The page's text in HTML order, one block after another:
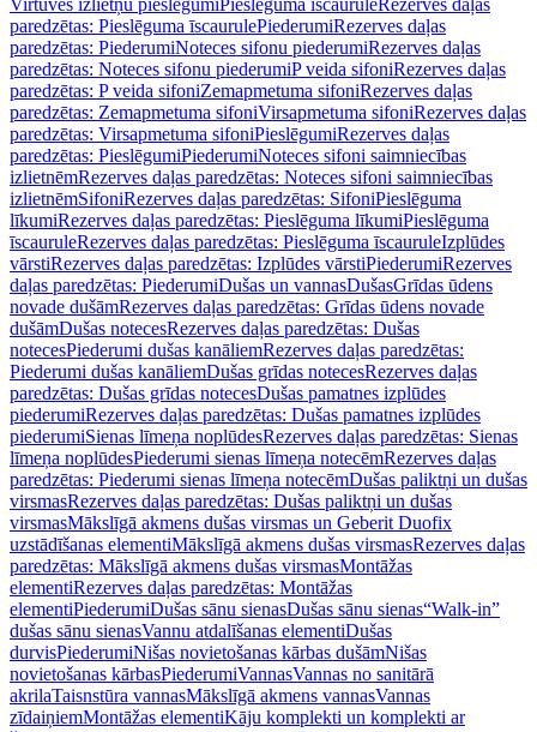
Virtuves izlietņu pieslēgumiPieslēguma īscauruleRezerves daļas
paredzētas: Pieslēguma īscaurulePiederumiRezerves daļas
paredzētas: PiederumiNoteces sifonu piederumiRezerves daļas
paredzētas: Noteces sifonu piederumiP veida sifoniRezerves daļas
paredzētas: P veida sifoniZemapmetuma sifoniRezerves daļas
paredzētas: Zemapmetuma sifoniVirsapmetuma sifoniRezerves daļas
paredzētas: Virsapmetuma sifoniPieslēgumiRezerves daļas
paredzētas: PieslēgumiPiederumiNoteces sifoni saimniecības
izlietnēmRezerves daļas paredzētas: Noteces sifoni saimniecības
izlietnēmSifoniRezerves daļas paredzētas: SifoniPieslēguma
līkumiRezerves daļas paredzētas: Pieslēguma līkumiPieslēguma
īscauruleRezerves daļas paredzētas: Pieslēguma īscauruleIzplūdes
vārstiRezerves daļas paredzētas: Izplūdes vārstiPiederumiRezerves
daļas paredzētas: PiederumiDušas un vannasDušasGrīdas ūdens
novade dušāmRezerves daļas paredzētas: Grīdas ūdens novade
dušāmDušas notecesRezerves daļas paredzētas: Dušas
notecesPiederumi dušas kanāliemRezerves daļas paredzētas:
Piederumi dušas kanāliemDušas grīdas notecesRezerves daļas
paredzētas: Dušas grīdas notecesDušas pamatnes izplūdes
piederumiRezerves daļas paredzētas: Dušas pamatnes izplūdes
piederumiSienas līmeņa noplūdesRezerves daļas paredzētas: Sienas
līmeņa noplūdesPiederumi sienas līmeņa notecēmRezerves daļas
paredzētas: Piederumi sienas līmeņa notecēmDušas paliktņi un dušas
virsmasRezerves daļas paredzētas: Dušas paliktņi un dušas
virsmasMākslīgā akmens dušas virsmas un Geberit Duofix
uzstādīšanas elementiMākslīgā akmens dušas virsmasRezerves daļas
paredzētas: Mākslīgā akmens dušas virsmasMontāžas
elementiRezerves daļas paredzētas: Montāžas
elementiPiederumiDušas sānu sienasDušas sānu sienas“Walk-in”
dušas sānu sienasVannu atdalīšanas elementiDušas
durvisPiederumiNišas novietošanas kārbas dušāmNišas
novietošanas kārbasPiederumiVannasVannas no sanitārā
akrilaTaisnstūra vannasMākslīgā akmens vannasVannas
zīdaiņiemMontāžas elementiKāju komplekti un komplekti ar